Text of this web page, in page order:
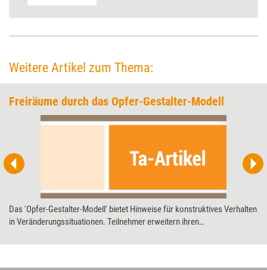
Weitere Artikel zum Thema:
Freiräume durch das Opfer-Gestalter-Modell
Das 'Opfer-Gestalter-Modell' bietet Hinweise für konstruktives Verhalten
in Veränderungssituationen. Teilnehmer erweitern ihren
herausfordernder Situationen auf die eigenen Ressourcen. Fünfter und